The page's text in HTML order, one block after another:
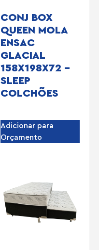
CONJ BOX
QUEEN MOLA
ENSAC
GLACIAL
158X198X72 –
SLEEP
COLCHÕES
Adicionar para
Orçamento